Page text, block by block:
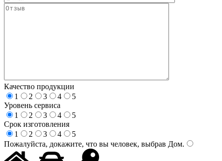
Качество продукции
1
2 3 4
5
Уровень сервиса
1
2 3 4
5
Срок изготовления
1
2 3 4
5
Пожалуйста, докажите, что вы человек, выбрав Дом.